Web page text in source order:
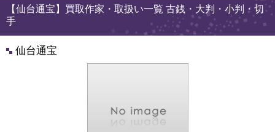
【仙台通宝】買取作家・取扱い一覧 古銭・大判・小判・切
手
仙台通宝